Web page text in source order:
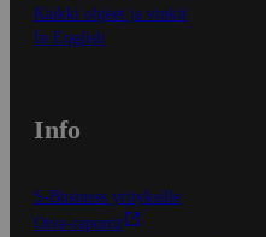
Kaikki ohjeet ja vinkit
In English
Info
S-Business yrityksille
Oiva-raportit